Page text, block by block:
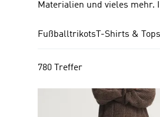
Materialien und vieles mehr.
Fußballtrikots T-Shirts & Tops
780 Treffer